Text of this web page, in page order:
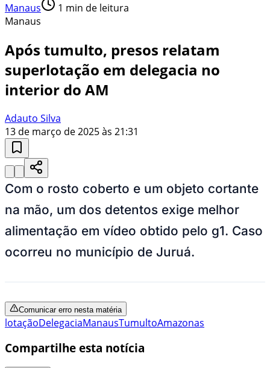
Manaus 1 min de leitura
Manaus
Após tumulto, presos relatam
superlotação em delegacia no
interior do AM
Adauto Silva
13 de março de 2025 às 21:31
Com o rosto coberto e um objeto cortante
na mão, um dos detentos exige melhor
alimentação em vídeo obtido pelo g1. Caso
ocorreu no município de Juruá.
Comunicar erro nesta matéria
lotaçãoDelegaciaManausTumultoAmazonas
Compartilhe esta notícia